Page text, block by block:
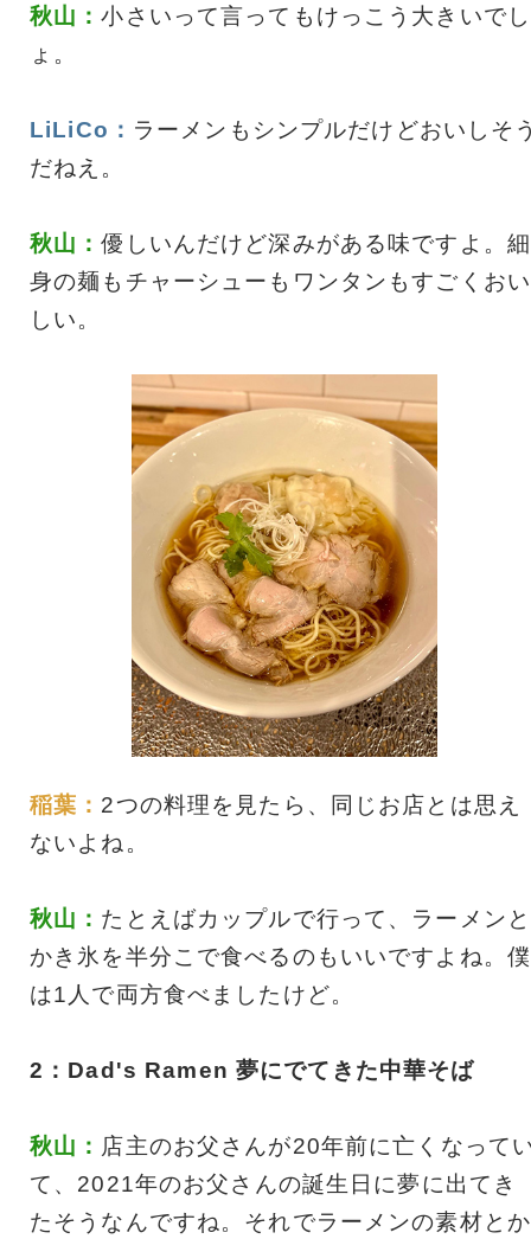
秋山：小さいって言ってもけっこう大きいでし
ょ。
LiLiCo： ラーメンもシンプルだけどおいしそ
だねえ。
秋山：優しいんだけど深みがある味ですよ。細
身の麺もチャーシューもワンタンもすごくおい
しい。
稲葉： 2つの料理を見たら、同じお店とは思え
ないよね。
秋山： たとえばカップルで行って、ラーメンと
かき氷を半分こで食べるのもいいですよね。僕
は1人で両方食べましたけど。
2：Dad's Ramen 夢にでてきた中華そば
秋山： 店主のお父さんが20年前に亡くなって
て、2021年のお父さんの誕生日に夢に出てき
たそうなんですね。それでラーメンの素材とか